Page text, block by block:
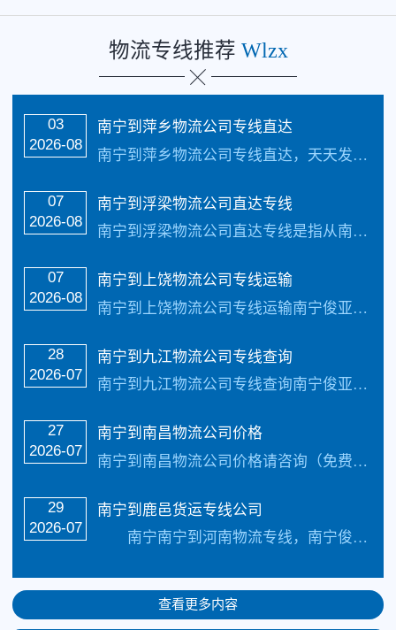
物流专线推荐 Wlzx
03
2026-08
南宁到萍乡物流公司专线直达
南宁到萍乡物流公司专线直达，天天发车，1-2天可到达以下地点：萍乡市：安源区、湘东区、莲花县、上栗县、芦溪县致力于打造普及全国健全的零担物流及整车物流网路，实现…
07
2026-08
​南宁到浮梁物流公司直达专线
南宁到浮梁物流公司直达专线是指从南宁出发运输货物到浮梁去的物流专线，南宁俊亚物流公司天天发车24小时服务热线电话：（133-5002-3601）安全把货物送货到浮梁致力于打造最优质的南宁到浮梁物流公司专线服务。采取的方式是公路运输对于货物运输可以提供以下常见的两种货物运输服务：整车（专车）运输服务、零担（货物很少的情况...…
07
2026-08
南宁到上饶物流公司专线运输
南宁到上饶物流公司专线运输南宁俊亚物流主要线路：南宁到上饶物流全境直达专线，【简单快捷，专线直达，天天发车 】天天发车24小时服务热线电话：（133-5002-3601）2-3天可以安全把货物送货到以下地址：信州区、广信区、广丰区3个区，玉山县、铅山县、横峰县、弋阳县、万年县、余干县、鄱阳县、婺源县8个县，县级市德兴市...…
28
2026-07
南宁到九江物流公司专线查询
南宁到九江物流公司专线查询南宁俊亚物流主要线路：南宁到九江物流全境直达专线，【简单快捷，专线直达，天天发车 】天天发车24小时服务热线电话：（133-5002-3601）2-3天可以安全把货物送货到以下地址：九江市下辖7县（修水县、武宁县、永修县、德安县、都昌县、湖口县、彭泽县）、3区（浔阳区、濂溪区、柴桑区）；代管3...…
27
2026-07
南宁到南昌物流公司价格
南宁到南昌物流公司价格请咨询（免费咨询电话：133-5002-3601）首选南宁俊亚物流公司，每天发车，3-4天可到达。公司是著名AAA物流企业公司!承接:整车…
29
2026-07
南宁到鹿邑货运专线公司
南宁南宁到河南物流专线，南宁俊亚物流有限公司【简单快捷，专线直达，天天发车 】联系人：李经理，电话：133-5002-3601。 南宁接货区域：锦江区、青羊区、成华区、武侯区、金牛区、双流区、龙泉驿区、新都区、郫都区、温江区、青白江区。 南宁…
查看更多内容